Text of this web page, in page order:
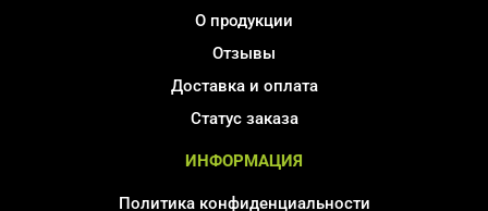
О продукции
Отзывы
Доставка и оплата
Статус заказа
ИНФОРМАЦИЯ
Политика конфиденциальности